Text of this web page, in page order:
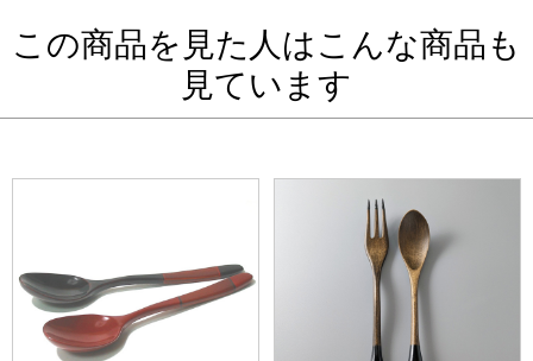
この商品を見た人はこんな商品も
見ています